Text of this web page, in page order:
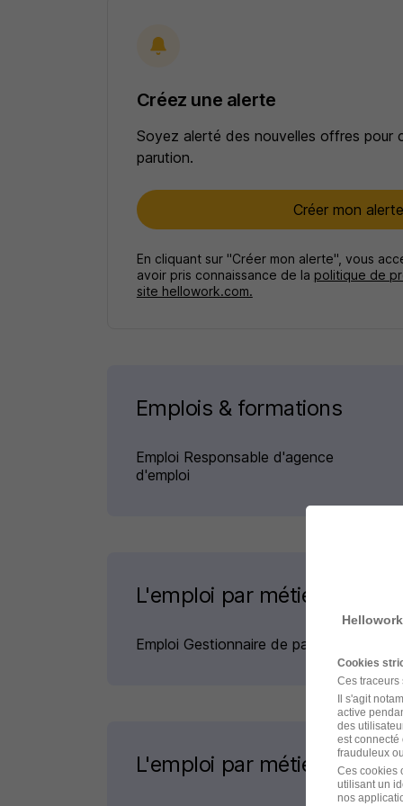
Créez une alerte
Soyez alerté des nouvelles offres pour
parution.
Créer mon alerte
En cliquant sur "Créer mon alerte", vous
avoir pris connaissance de la politique de
site hellowork.com.
Emplois & formations
Emploi Responsable d'agence
d'emploi
L'emploi par métier à
Emploi Gestionnaire de paie Lillebonne
L'emploi par métier
Cookies
Ces traceurs
Il s'agit
active
des
est connecté
frauduleux
Ces cookies
utilisant un
nos